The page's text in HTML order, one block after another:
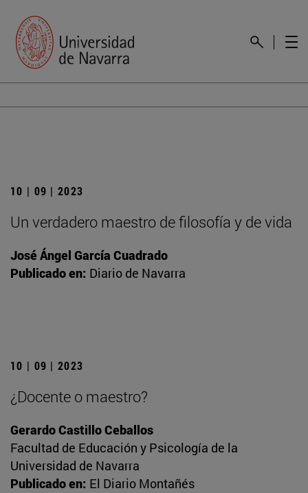
10 | 09 | 2023
Un verdadero maestro de filosofía y de vida
José Ángel García Cuadrado
Publicado en: Diario de Navarra
10 | 09 | 2023
¿Docente o maestro?
Gerardo Castillo Ceballos
Facultad de Educación y Psicología de la
Universidad de Navarra
Publicado en: El Diario Montañés